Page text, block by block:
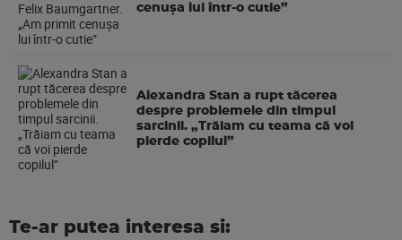
cenușa lui într-o cutie”
Alexandra Stan a rupt tăcerea
despre problemele din timpul
sarcinii. „Trăiam cu teama că voi
pierde copilul”
Te-ar putea interesa si: